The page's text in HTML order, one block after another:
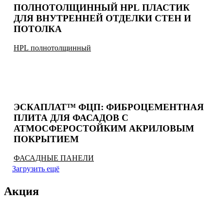
ПОЛНОТОЛЩИННЫЙ HPL ПЛАСТИК
ДЛЯ ВНУТРЕННЕЙ ОТДЕЛКИ СТЕН И
ПОТОЛКА
HPL полнотолщинный
ЭСКАПЛАТ™ ФЦП: ФИБРОЦЕМЕНТНАЯ
ПЛИТА ДЛЯ ФАСАДОВ С
АТМОСФЕРОСТОЙКИМ АКРИЛОВЫМ
ПОКРЫТИЕМ
ФАСАДНЫЕ ПАНЕЛИ
Загрузить ещё
Акция